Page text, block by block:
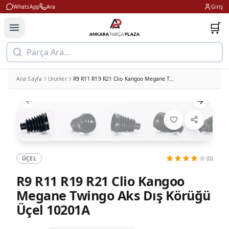
WhatsApp Ara Giriş
🛒
Parça Ara...
Ana Sayfa Ürünler R9 R11 R19 R21 Clio Kangoo Megane Twingo Aks Dış Körüğü Üçel 10201A
Previous slide Next
ÜÇEL (0)
R9 R11 R19 R21 Clio Kangoo
Megane Twingo Aks Dış Körüğü
Üçel 10201A